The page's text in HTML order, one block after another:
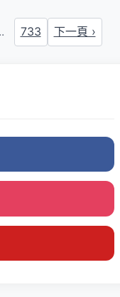
733 下一頁 ›